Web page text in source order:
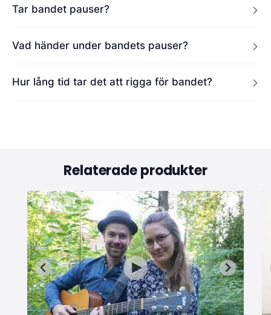
Tar bandet pauser?
Vad händer under bandets pauser?
Hur lång tid tar det att rigga för bandet?
Relaterade produkter